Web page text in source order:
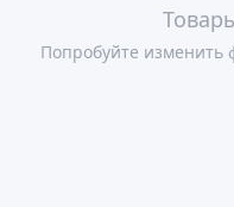
Попробуйте изменить